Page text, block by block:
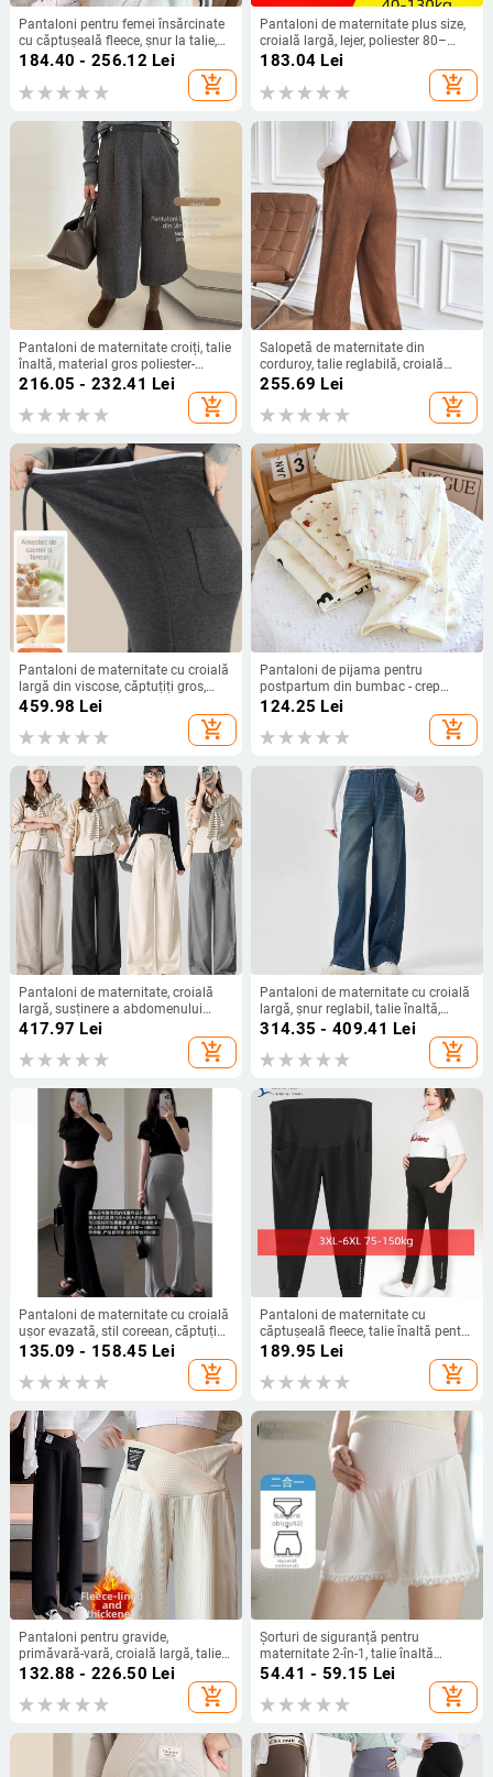
Pantaloni pentru femei însărcinate
cu căptușeală fleece, șnur la talie,
croială lejeră lantern, talie înaltă, din
184.40 - 256.12 Lei
add_shopping_cart
Pantaloni de maternitate plus size,
croială largă, lejer, poliester 80–
90%, primăvara 2025
183.04 Lei
add_shopping_cart
Pantaloni de maternitate croiți, talie
înaltă, material gros poliester-
pamuk (95%+), susținere abdomen,
216.05 - 232.41 Lei
add_shopping_cart
Salopetă de maternitate din
corduroy, talie reglabilă, croială
lejeră, toamnă-iarnă 2025
255.69 Lei
add_shopping_cart
Pantaloni de maternitate cu croială
largă din viscose, căptuțiți gros,
talie înaltă, lungi, pentru iarnă
459.98 Lei
add_shopping_cart
Pantaloni de pijama pentru
postpartum din bumbac - crep
dublu strat, croială lejeră, 95%
bumbac, pantaloni, lansare 2025
124.25 Lei
add_shopping_cart
Pantaloni de maternitate, croială
largă, susținere a abdomenului
(material bumbac-poliester;
grosime medie; microelasticitate;
lungime integrală)
417.97 Lei
add_shopping_cart
Pantaloni de maternitate cu croială
largă, șnur reglabil, talie înaltă,
fleece pentru căldură
314.35 - 409.41 Lei
add_shopping_cart
Pantaloni de maternitate cu croială
ușor evazată, stil coreean, căptuți
cu fleece
135.09 - 158.45 Lei
add_shopping_cart
Pantaloni de maternitate cu
căptușeală fleece, talie înaltă pentru
susținerea burții, 95% bumbac,
lungime integrală, croială lejeră
189.95 Lei
add_shopping_cart
Pantaloni pentru gravide,
primăvară-vară, croială largă, talie
înaltă, plus size și petite, groși și
calzi, croială dreaptă, pantaloni
casual pentru sarcină
132.88 - 226.50 Lei
add_shopping_cart
Șorturi de siguranță pentru
maternitate 2-în-1, talie înaltă
pentru susținerea abdomenului,
țesătură Ice Silk, amestec poliester-
elastan, lungime 3/4
54.41 - 59.15 Lei
add_shopping_cart